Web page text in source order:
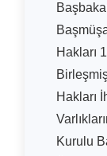
Hakları
Hakları
Kurulu